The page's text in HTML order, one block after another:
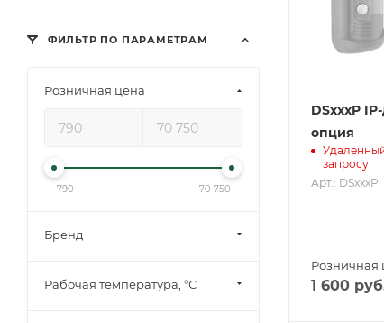
DSxxxP
опция
запросу
Арт.: DSxxxP
Розничная
1 600
ФИЛЬТР ПО ПАРАМЕТРАМ
Розничная цена
790 70 750
Бренд
Рабочая температура, °С